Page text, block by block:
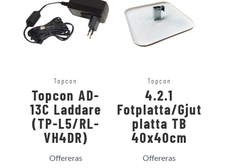
Topcon
Topcon AD-
13C Laddare
(TP-L5/RL-
VH4DR)
Offereras
Topcon
4.2.1
Fotplatta/Gjut
platta TB
40x40cm
Offereras